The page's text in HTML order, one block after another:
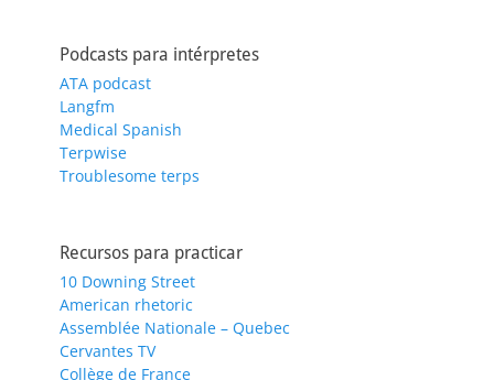
Podcasts para intérpretes
ATA podcast
Langfm
Medical Spanish
Terpwise
Troublesome terps
Recursos para practicar
10 Downing Street
American rhetoric
Assemblée Nationale – Quebec
Cervantes TV
Collège de France